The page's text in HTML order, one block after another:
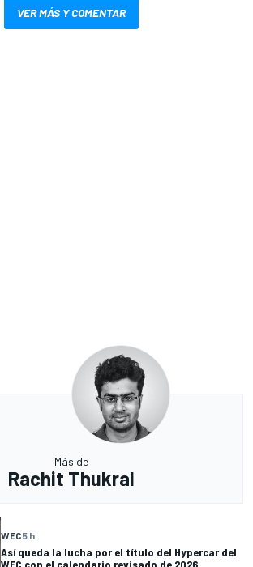
VER MÁS Y COMENTAR
Más de
Rachit Thukral
WEC5 h
Así queda la lucha por el título del Hypercar del
WEC con el calendario revisado de 2026